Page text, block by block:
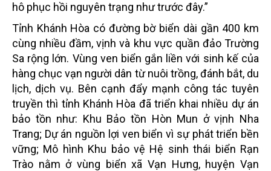
hô phục hồi nguyên trạng như trước đây.”
Tỉnh Khánh Hòa có đường bờ biển dài gần 400 km
cùng nhiều đầm, vịnh và khu vực quần đảo Trường
Sa rộng lớn. Vùng ven biển gắn liền với sinh kế của
hàng chục vạn người dân từ nuôi trồng, đánh bắt, du
lịch, dịch vụ. Bên cạnh đẩy mạnh công tác tuyên
truyền thì tỉnh Khánh Hòa đã triển khai nhiều dự án
bảo tồn như: Khu Bảo tồn Hòn Mun ở vịnh Nha
Trang; Dự án nguồn lợi ven biển vì sự phát triển bền
vững; Mô hình Khu bảo vệ Hệ sinh thái biển Rạn
Trào nằm ở vùng biển xã Vạn Hưng, huyện Vạn